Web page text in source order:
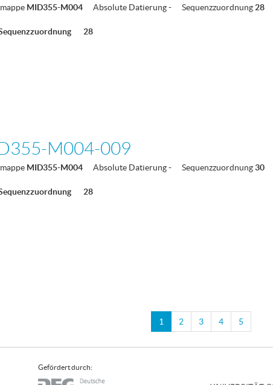
MID355-M004 Absolute Datierung- Sequenzzuordnung28
28
M004-009
MID355-M004 Absolute Datierung- Sequenzzuordnung30
28
1 2 3 4 5
Gefördert durch: